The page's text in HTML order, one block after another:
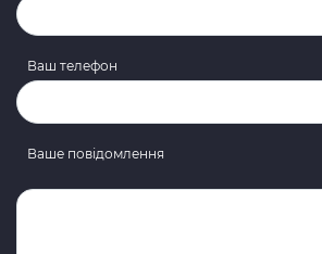
Ваш телефон
Ваше повідомлення